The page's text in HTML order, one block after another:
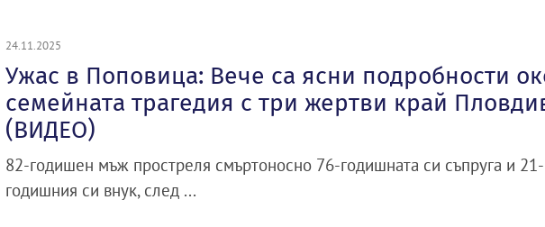
24.11.2025
Ужас в Поповица: Вече са ясни подробности
семейната трагедия с три жертви край
(ВИДЕО)
82-годишен мъж простреля смъртоносно 76-годишната си съпруга и 21-
годишния си внук, след ...